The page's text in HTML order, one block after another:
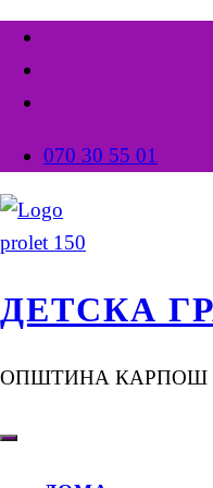
070 30 55 01
ДЕТСКА
ОПШТИНА КАРПОШ